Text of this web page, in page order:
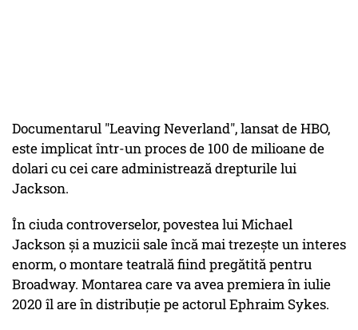
Documentarul "Leaving Neverland", lansat de HBO,
este implicat într-un proces de 100 de milioane de
dolari cu cei care administrează drepturile lui
Jackson.
În ciuda controverselor, povestea lui Michael
Jackson și a muzicii sale încă mai trezește un interes
enorm, o montare teatrală fiind pregătită pentru
Broadway. Montarea care va avea premiera în iulie
2020 îl are în distribuție pe actorul Ephraim Sykes.